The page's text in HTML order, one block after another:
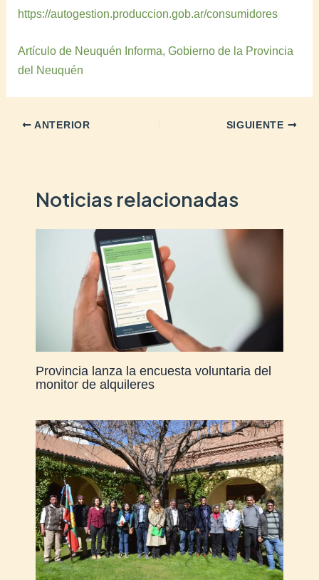
https://autogestion.produccion.gob.ar/consumidores
Artículo de Neuquén Informa, Gobierno de la Provincia
del Neuquén
ANTERIOR SIGUIENTE
Noticias relacionadas
Provincia lanza la encuesta voluntaria del
monitor de alquileres